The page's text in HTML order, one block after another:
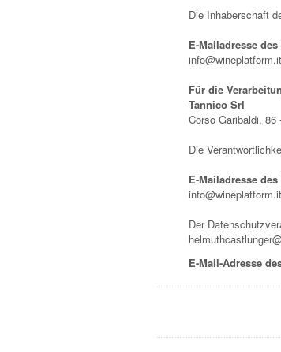
Die Inhaberschaft
E-Mailadresse
info@wineplatform.it
Für die
Tannico Srl
Corso Garibaldi,
Die
E-Mailadresse
info@wineplatform.it
Der
E-Mail-Adresse